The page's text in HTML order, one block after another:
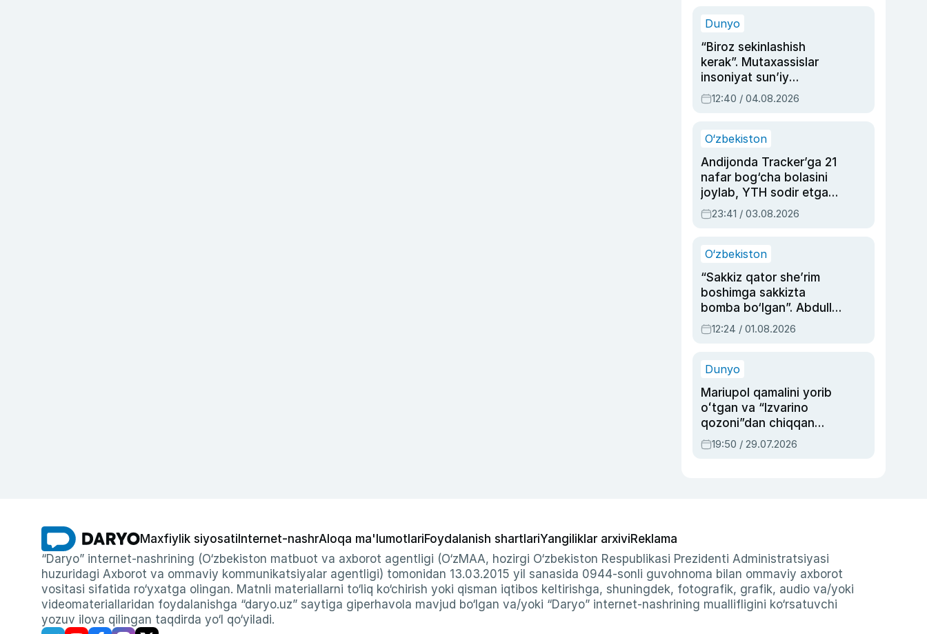
Dunyo
“Biroz sekinlashish
kerak”. Mutaxassislar
insoniyat sun’iy
intellektni boshqara
olmay qolishidan xavotir
12:40 / 04.08.2026
O‘zbekiston
Andijonda Tracker’ga 21
nafar bog‘cha bolasini
joylab, YTH sodir etgan
ayolga sud hukmi o‘qildi
23:41 / 03.08.2026
O‘zbekiston
“Sakkiz qator she’rim
boshimga sakkizta
bomba bo‘lgan”. Abdulla
Oripovni siyosiy
ayblovlardan asrab
12:24 / 01.08.2026
Dunyo
Mariupol qamalini yorib
oʻtgan va “Izvarino
qozoni”dan chiqqan
qahramon — Ukraina
armiyasi bosh
19:50 / 29.07.2026
Maxfiylik siyosati Internet-nashrAloqa ma'lumotlariFoydalanish shartlariYangiliklar arxiviReklama
“Daryo” internet-nashrining (O‘zbekiston matbuot va axborot agentligi (O‘zMAA, hozirgi O‘zbekiston Respublikasi Prezidenti Administratsiyasi
huzuridagi Axborot va ommaviy kommunikatsiyalar agentligi) tomonidan 13.03.2015 yil sanasida 0944-sonli guvohnoma bilan ommaviy axborot
vositasi sifatida ro‘yxatga olingan. Matnli materiallarni to‘liq ko‘chirish yoki qisman iqtibos keltirishga, shuningdek, fotografik, grafik, audio va/yoki
videomateriallaridan foydalanishga “daryo.uz” saytiga giperhavola mavjud bo‘lgan va/yoki “Daryo” internet-nashrining muallifligini ko‘rsatuvchi
yozuv ilova qilingan taqdirda yo‘l qo‘yiladi.